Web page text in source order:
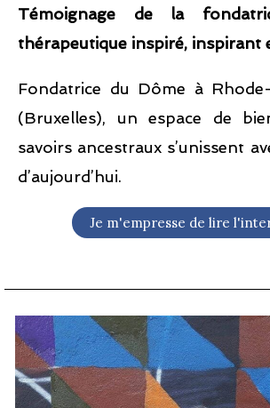
Témoignage de la
thérapeutique inspiré, inspirant
Fondatrice du Dôme à
(Bruxelles), un espace de
savoirs ancestraux s’unissent
d’aujourd’hui.​
Je m'empresse de lire